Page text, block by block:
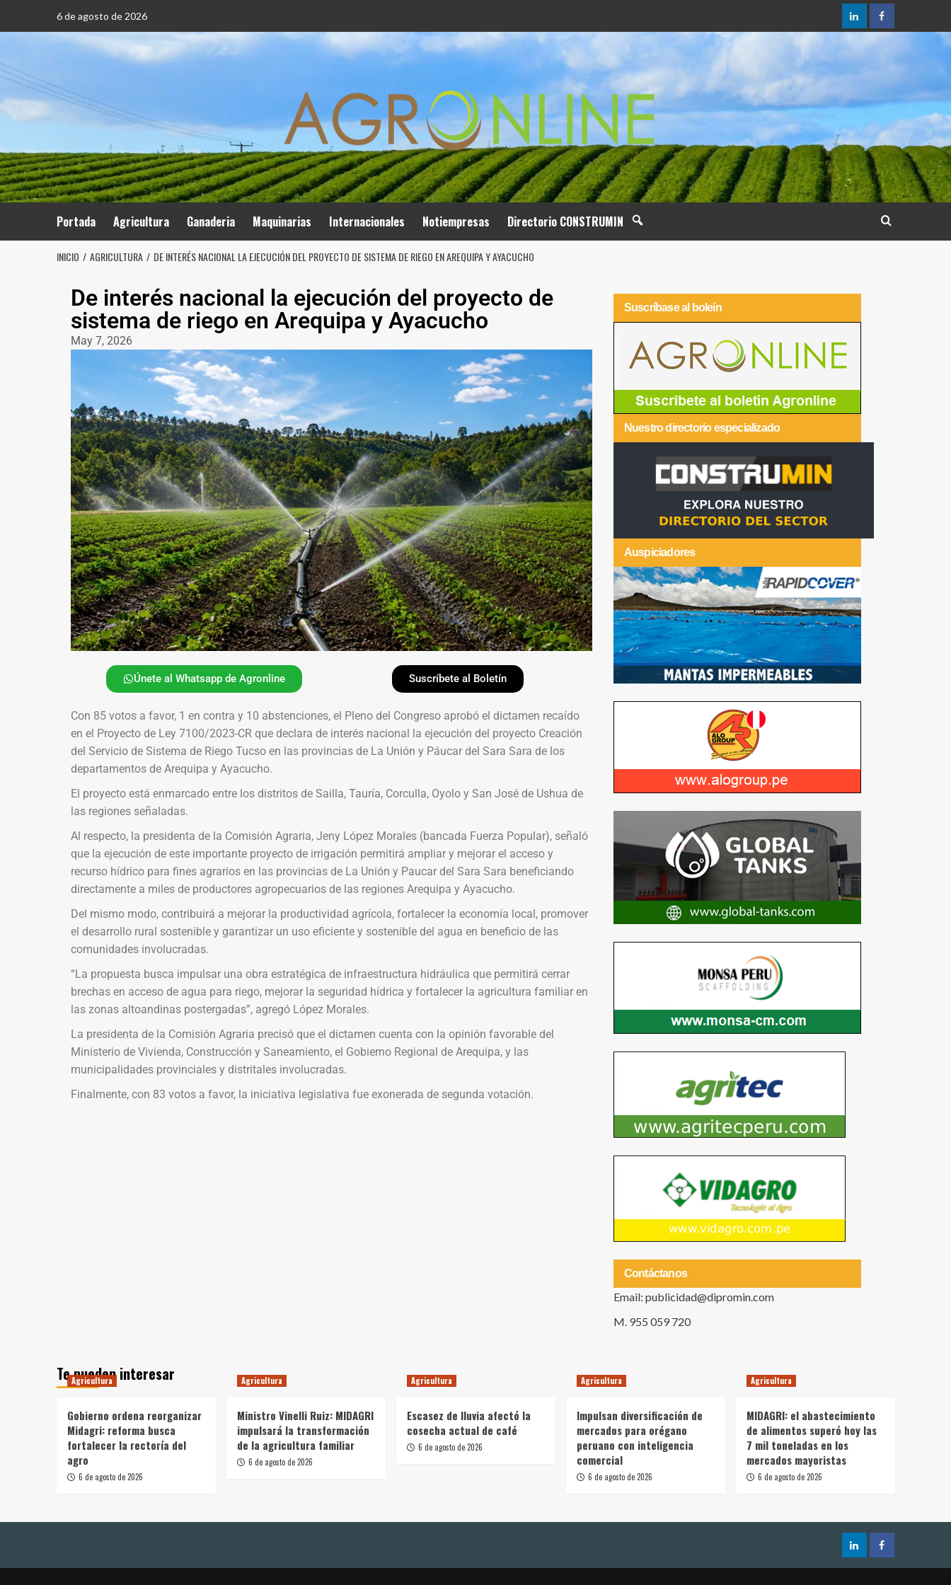
6 de agosto de 2026
Portada Agricultura Ganaderia Maquinarias Internacionales Notiempresas Directorio CONSTRUMIN
INICIO AGRICULTURA DE INTERÉS NACIONAL LA EJECUCIÓN DEL PROYECTO DE SISTEMA DE RIEGO EN AREQUIPA Y AYACUCHO
De interés nacional la ejecución del proyecto de
sistema de riego en Arequipa y Ayacucho
May 7, 2026
Únete al Whatsapp de Agronline Suscríbete al Boletín
Con 85 votos a favor, 1 en contra y 10 abstenciones, el Pleno del Congreso aprobó el dictamen recaído
en el Proyecto de Ley 7100/2023-CR que declara de interés nacional la ejecución del proyecto Creación
del Servicio de Sistema de Riego Tucso en las provincias de La Unión y Páucar del Sara Sara de los
departamentos de Arequipa y Ayacucho.
El proyecto está enmarcado entre los distritos de Sailla, Tauría, Corculla, Oyolo y San José de Ushua de
las regiones señaladas.
Al respecto, la presidenta de la Comisión Agraria, Jeny López Morales (bancada Fuerza Popular), señaló
que la ejecución de este importante proyecto de irrigación permitirá ampliar y mejorar el acceso y
recurso hídrico para fines agrarios en las provincias de La Unión y Paucar del Sara Sara beneficiando
directamente a miles de productores agropecuarios de las regiones Arequipa y Ayacucho.
Del mismo modo, contribuirá a mejorar la productividad agrícola, fortalecer la economía local, promover
el desarrollo rural sostenible y garantizar un uso eficiente y sostenible del agua en beneficio de las
comunidades involucradas.
“La propuesta busca impulsar una obra estratégica de infraestructura hidráulica que permitirá cerrar
brechas en acceso de agua para riego, mejorar la seguridad hídrica y fortalecer la agricultura familiar en
las zonas altoandinas postergadas”, agregó López Morales.
La presidenta de la Comisión Agraria precisó que el dictamen cuenta con la opinión favorable del
Ministerio de Vivienda, Construcción y Saneamiento, el Gobierno Regional de Arequipa, y las
municipalidades provinciales y distritales involucradas.
Finalmente, con 83 votos a favor, la iniciativa legislativa fue exonerada de segunda votación.
Suscríbase al boleín
Nuestro directorio especializado
Auspiciadores
Contáctanos
Email: publicidad@dipromin.com
M. 955 059 720
Te pueden interesar
Agricultura
Gobierno ordena reorganizar
Midagri: reforma busca
fortalecer la rectoría del
agro
6 de agosto de 2026
Agricultura
Ministro Vinelli Ruiz: MIDAGRI
impulsará la transformación
de la agricultura familiar
6 de agosto de 2026
Agricultura
Escasez de lluvia afectó la
cosecha actual de café
6 de agosto de 2026
Agricultura
Impulsan diversificación de
mercados para orégano
peruano con inteligencia
comercial
6 de agosto de 2026
Agricultura
MIDAGRI: el abastecimiento
de alimentos superó hoy las
7 mil toneladas en los
mercados mayoristas
6 de agosto de 2026